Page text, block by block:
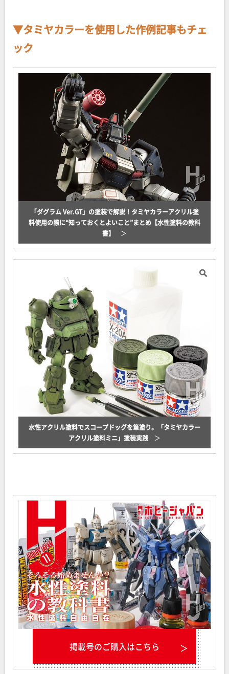
▼タミヤカラーを使用した作例記事もチェ
ック
「ダグラム Ver.GT」の塗装で解説！タミヤカラーアクリル塗
料使用の際に“知っておくとよいこと”まとめ【水性塗料の教科
書】
水性アクリル塗料でスコープドッグを筆塗り。「タミヤカラー
アクリル塗料ミニ」塗装実践
掲載号のご購入はこちら